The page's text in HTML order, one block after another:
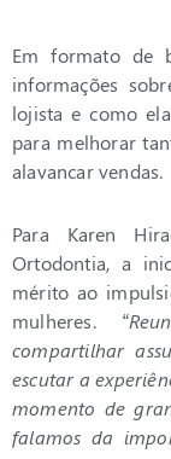
Em formato de
informações
lojista e como
para melhorar
alavancar vendas.
Para Karen
Ortodontia, a
mérito ao
mulheres.
compartilhar
escutar a
momento de
falamos da